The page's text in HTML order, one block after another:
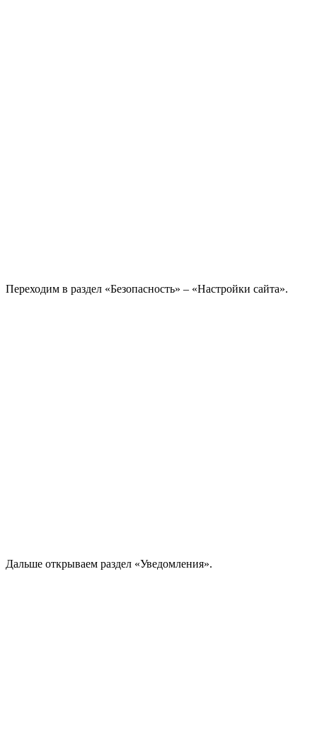
Переходим в раздел «Безопасность» – «Настройки сайта».
Дальше открываем раздел «Уведомления».